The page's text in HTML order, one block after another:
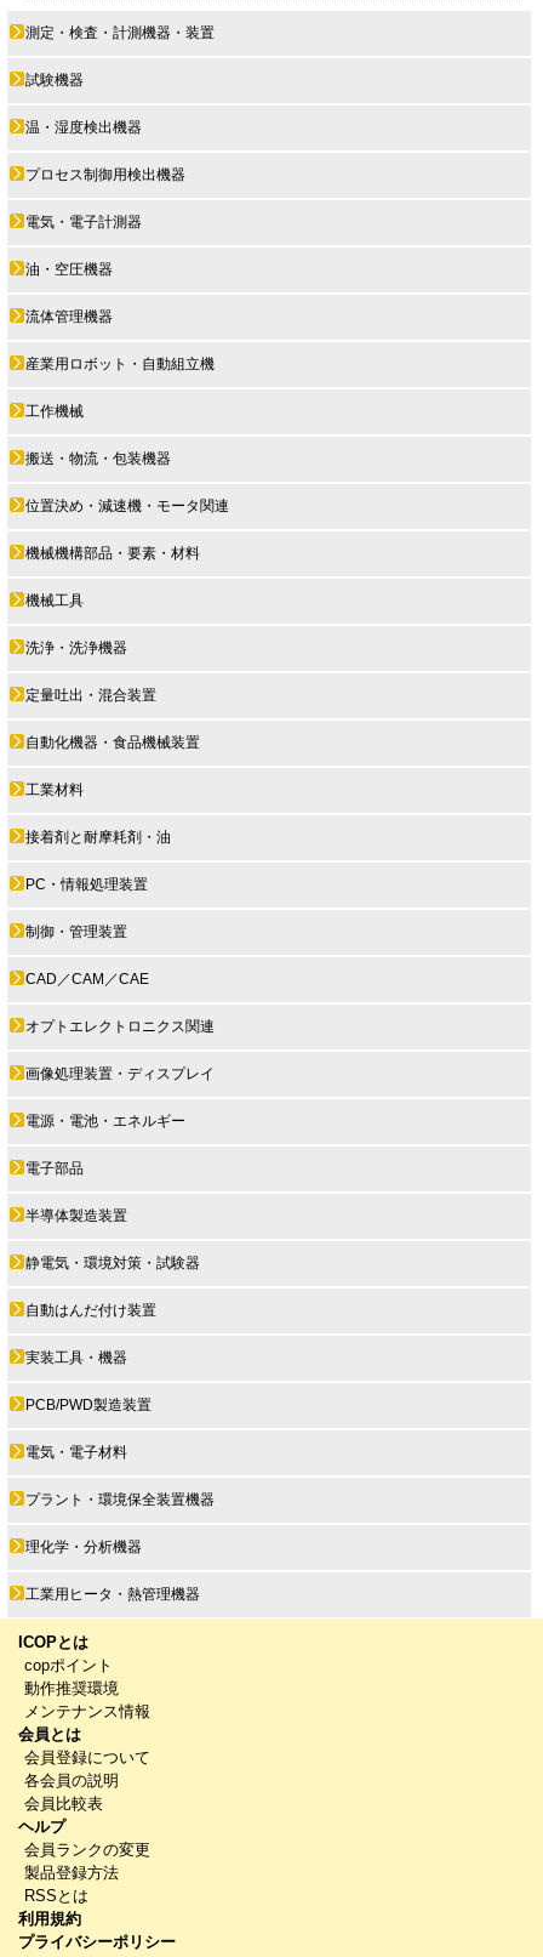
測定・検査・計測機器・装置
試験機器
温・湿度検出機器
プロセス制御用検出機器
電気・電子計測器
油・空圧機器
流体管理機器
産業用ロボット・自動組立機
工作機械
搬送・物流・包装機器
位置決め・減速機・モータ関連
機械機構部品・要素・材料
機械工具
洗浄・洗浄機器
定量吐出・混合装置
自動化機器・食品機械装置
工業材料
接着剤と耐摩耗剤・油
PC・情報処理装置
制御・管理装置
CAD／CAM／CAE
オプトエレクトロニクス関連
画像処理装置・ディスプレイ
電源・電池・エネルギー
電子部品
半導体製造装置
静電気・環境対策・試験器
自動はんだ付け装置
実装工具・機器
PCB/PWD製造装置
電気・電子材料
プラント・環境保全装置機器
理化学・分析機器
工業用ヒータ・熱管理機器
ICOPとは
copポイント
動作推奨環境
メンテナンス情報
会員とは
会員登録について
各会員の説明
会員比較表
ヘルプ
会員ランクの変更
製品登録方法
RSSとは
利用規約
プライバシーポリシー